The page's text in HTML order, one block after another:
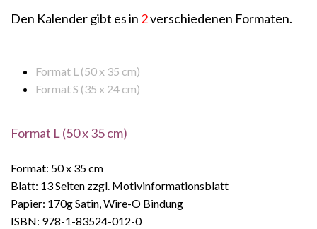
Den Kalender gibt es in 2verschiedenen Formaten.
Format L (50 x 35 cm)
Format S (35 x 24 cm)
Format L (50 x 35 cm)
Format: 50 x 35 cm
Blatt: 13 Seiten zzgl. Motivinformationsblatt
Papier: 170g Satin, Wire-O Bindung
ISBN: 978-1-83524-012-0